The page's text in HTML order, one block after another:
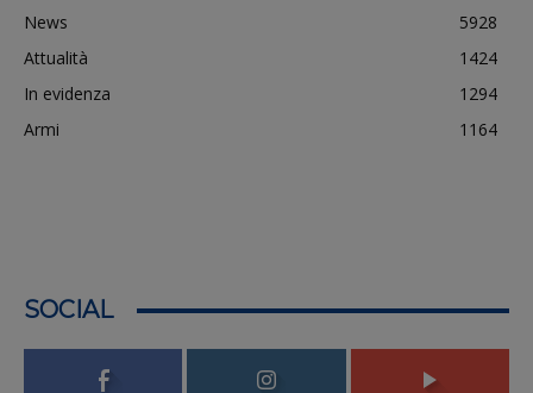
News
5928
Attualità
1424
In evidenza
1294
Armi
1164
SOCIAL